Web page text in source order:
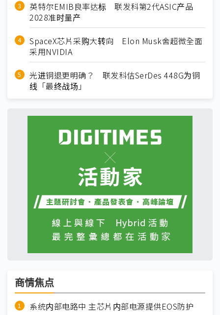
英特尔EMIB良率达标 联发科第2代ASIC产品
2028准时量产
SpaceX芯片采购大转向 Elon Musk舍超微全面
采用NVIDIA
光进铜退更明确？ 联发科估SerDes 448G为铜
线「最终战场」
商情焦点
系统内部电路中 主芯片内部电源提供EOS防护